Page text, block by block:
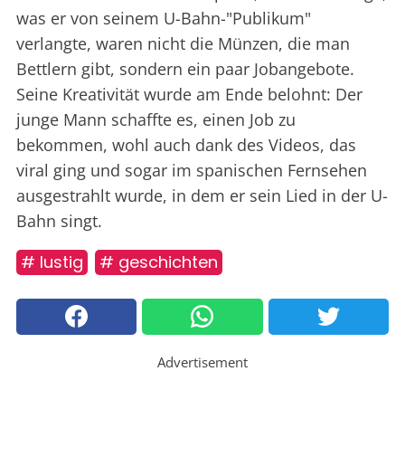
was er von seinem U-Bahn-"Publikum"
verlangte, waren nicht die Münzen, die man
Bettlern gibt, sondern ein paar Jobangebote.
Seine Kreativität wurde am Ende belohnt: Der
junge Mann schaffte es, einen Job zu
bekommen, wohl auch dank des Videos, das
viral ging und sogar im spanischen Fernsehen
ausgestrahlt wurde, in dem er sein Lied in der U-
Bahn singt.
# lustig # geschichten
Advertisement